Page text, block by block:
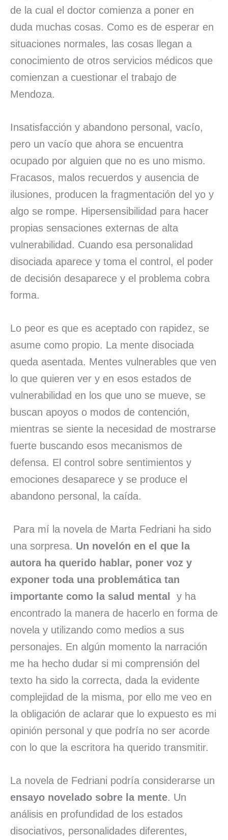
de la cual el doctor comienza a poner en
duda muchas cosas. Como es de esperar en
situaciones normales, las cosas llegan a
conocimiento de otros servicios médicos que
comienzan a cuestionar el trabajo de
Mendoza.
Insatisfacción y abandono personal, vacío,
pero un vacío que ahora se encuentra
ocupado por alguien que no es uno mismo.
Fracasos, malos recuerdos y ausencia de
ilusiones, producen la fragmentación del yo y
algo se rompe. Hipersensibilidad para hacer
propias sensaciones externas de alta
vulnerabilidad. Cuando esa personalidad
disociada aparece y toma el control, el poder
de decisión desaparece y el problema cobra
forma.
Lo peor es que es aceptado con rapidez, se
asume como propio. La mente disociada
queda asentada. Mentes vulnerables que ven
lo que quieren ver y en esos estados de
vulnerabilidad en los que uno se mueve, se
buscan apoyos o modos de contención,
mientras se siente la necesidad de mostrarse
fuerte buscando esos mecanismos de
defensa. El control sobre sentimientos y
emociones desaparece y se produce el
abandono personal, la caída.
Para mí la novela de Marta Fedriani ha sido
una sorpresa. Un novelón en el que la
autora ha querido hablar, poner voz y
exponer toda una problemática tan
importante como la salud mental y ha
encontrado la manera de hacerlo en forma de
novela y utilizando como medios a sus
personajes. En algún momento la narración
me ha hecho dudar si mi comprensión del
texto ha sido la correcta, dada la evidente
complejidad de la misma, por ello me veo en
la obligación de aclarar que lo expuesto es mi
opinión personal y que podría no ser acorde
con lo que la escritora ha querido transmitir.
La novela de Fedriani podría considerarse un
ensayo novelado sobre la mente. Un
análisis en profundidad de los estados
disociativos, personalidades diferentes,